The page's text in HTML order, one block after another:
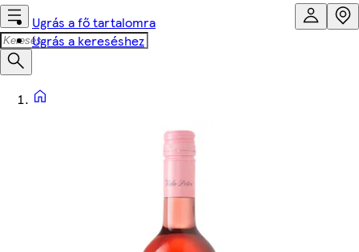
Ugrás a fő tartalomra
Ugrás a kereséshez